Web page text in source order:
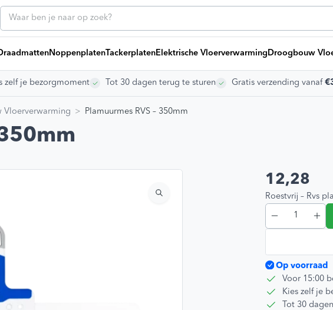
Klantenservice
Vloerverwarming offerte
Vloerverwarming laten leggen
Kennisbank artikelen
Montagevideo’s
Vacatures
#VVZL Ervaringen
Blije
NoppenplatenTackerplaten Elektrische Vloerverwarming Droogbouw
zelf je bezorgmoment Tot 30 dagen terug te sturen Gratis verzending vanaf
Vloerverwarming Plamuurmes RVS – 350mm
12,28
Roestvrij – Rvs
Op voorraad
Voor 15:00
Kies zelf je
Tot 30